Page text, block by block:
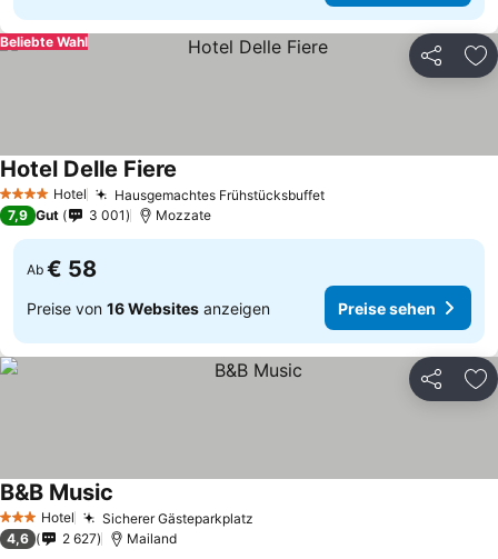
Teilen
Beliebte Wahl
4 Sterne Hotel Hausgemachtes Frühstücksbuffet
Hotel Delle Fiere
7,9 Gut 3 001 Mozzate
Ab € 58
Preise von 16 Websites anzeigen Preise sehen
Teilen
3 SterneHotel Sicherer Gästeparkplatz
B&B Music
4,6 2 627 Mailand